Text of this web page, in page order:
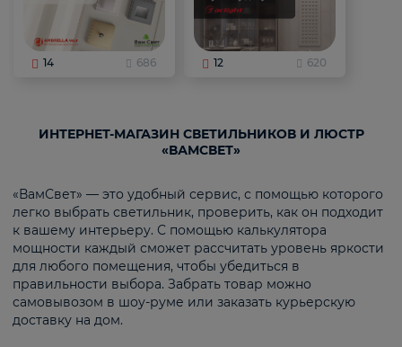
14 686 12 620
ИНТЕРНЕТ-МАГАЗИН СВЕТИЛЬНИКОВ И ЛЮСТР
«ВАМСВЕТ»
«ВамСвет» — это удобный сервис, с помощью которого
легко выбрать светильник, проверить, как он подходит
к вашему интерьеру. С помощью калькулятора
мощности каждый сможет рассчитать уровень яркости
для любого помещения, чтобы убедиться в
правильности выбора. Забрать товар можно
самовывозом в шоу-руме или заказать курьерскую
доставку на дом.